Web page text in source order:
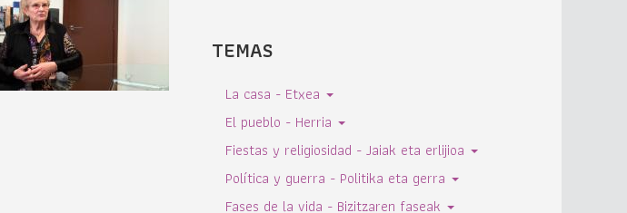
TEMAS
La casa - Etxea
El pueblo - Herria
Fiestas y religiosidad - Jaiak eta erlijioa
Política y guerra - Politika eta gerra
Fases de la vida - Bizitzaren faseak